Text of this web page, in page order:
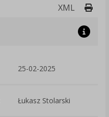
XML
25-02-2025
Łukasz Stolarski